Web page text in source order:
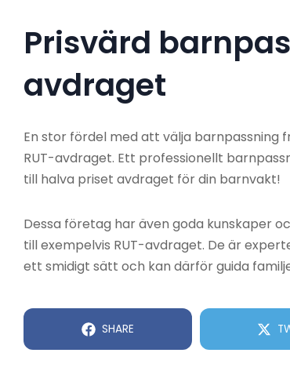
Prisvärd
avdraget
En stor fördel med att välja
RUT-avdraget. Ett professionellt
till halva priset avdraget för din barnvakt!
Dessa företag har även goda kunskaper
till exempelvis RUT-avdraget. De är
ett smidigt sätt och kan därför guida
SHARE